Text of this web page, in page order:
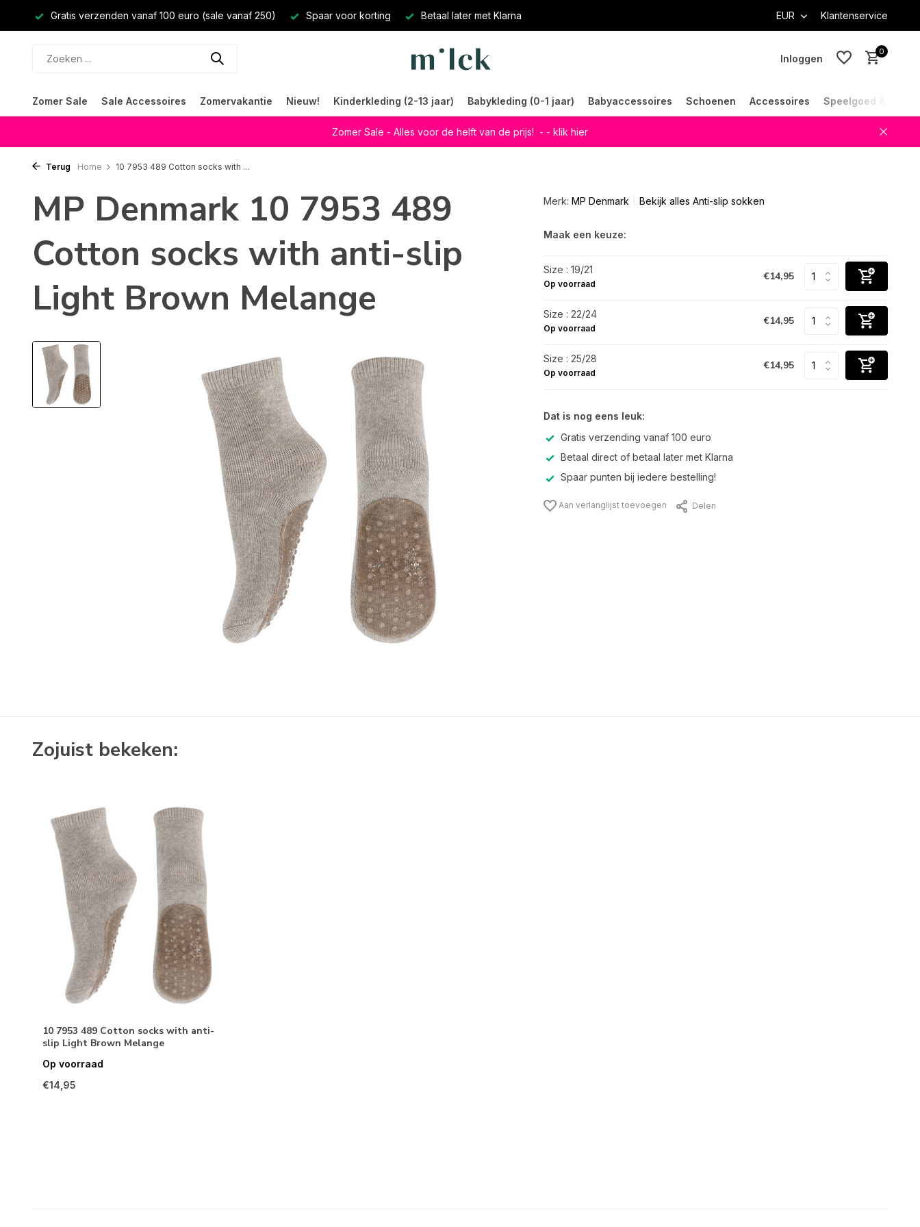
Gratis verzenden vanaf 100 euro (sale vanaf 250) Spaar voor korting Betaal later met Klarna EUR Klantenservice
Inloggen
0
Zomer Sale Sale Accessoires Zomervakantie Nieuw! Kinderkleding (2-13 jaar) Babykleding (0-1 jaar) Babyaccessoires Schoenen Accessoires Speelgoed &
Zomer Sale - Alles voor de helft van de prijs! - - klik hier
Terug Home 10 7953 489 Cotton socks with ...
MP Denmark 10 7953 489
Cotton socks with anti-slip
Light Brown Melange
Merk: MP Denmark Bekijk alles Anti-slip sokken
Maak een keuze:
Size : 19/21
Op voorraad
€14,95
Size : 22/24
Op voorraad
€14,95
Size : 25/28
Op voorraad
€14,95
Dat is nog eens leuk:
Gratis verzending vanaf 100 euro
Betaal direct of betaal later met Klarna
Spaar punten bij iedere bestelling!
Aan verlanglijst toevoegen Delen
Zojuist bekeken:
10 7953 489 Cotton socks with anti-
slip Light Brown Melange
Op voorraad
€14,95